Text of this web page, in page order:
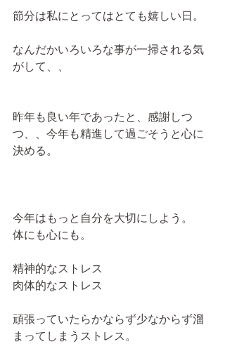
節分は私にとってはとても嬉しい日。
なんだかいろいろな事が一掃される気
がして、、
昨年も良い年であったと、感謝しつ
つ、、今年も精進して過ごそうと心に
決める。
今年はもっと自分を大切にしよう。
体にも心にも。
精神的なストレス
肉体的なストレス
頑張っていたらかならず少なからず溜
まってしまうストレス。